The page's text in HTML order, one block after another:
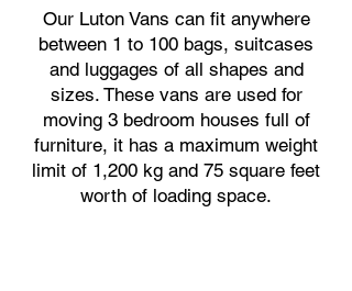
Our Luton Vans can fit anywhere
between 1 to 100 bags, suitcases
and luggages of all shapes and
sizes. These vans are used for
moving 3 bedroom houses full of
furniture, it has a maximum weight
limit of 1,200 kg and 75 square feet
worth of loading space.